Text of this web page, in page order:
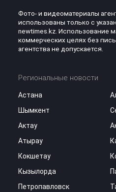
Фото- и видеоматериалы
использованы только с
newtimes.kz. Использование
коммерческих целях без
агентства не допускается.
Региональные новости
Астана
Шымкент
Актау
Атырау
Кокшетау
Кызылорда
Петропавловск